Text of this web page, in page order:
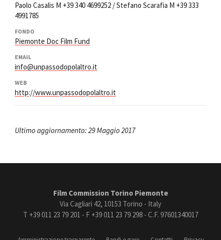
Paolo Casalis M +39 340 4699252 / Stefano Scarafia M +39 333
4991785
FONDO
Piemonte Doc Film Fund
EMAIL
info@unpassodopolaltro.it
WEB
http://www.unpassodopolaltro.it
Ultimo aggiornamento: 29 Maggio 2017
Film Commission Torino Piemonte
Via Cagliari 42, 10153 Torino - Italy
T +39 011 23 79 201 - F +39 011 23 79 298 - C.F. 97601340017